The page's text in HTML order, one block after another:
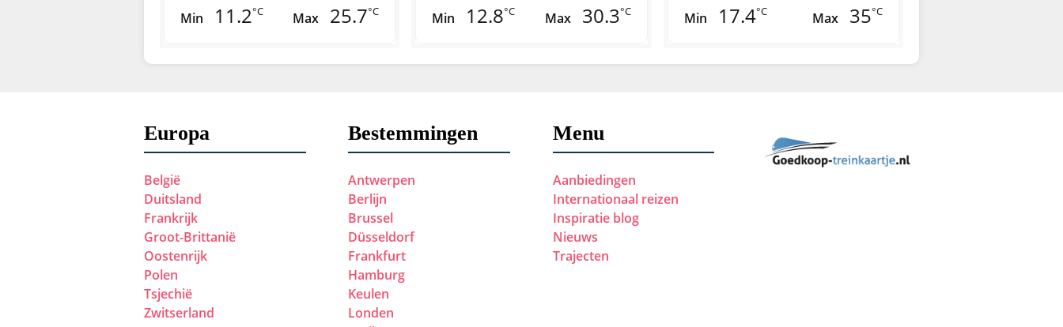
Min 11.2°C Max 25.7°C Min 12.8°C Max 30.3°C Min 17.4°C Max 35°C
Europa
België
Duitsland
Frankrijk
Groot-Brittanië
Oostenrijk
Polen
Tsjechië
Zwitserland
Bestemmingen
Antwerpen
Berlijn
Brussel
Düsseldorf
Frankfurt
Hamburg
Keulen
Londen
Menu
Aanbiedingen
Internationaal reizen
Inspiratie blog
Nieuws
Trajecten